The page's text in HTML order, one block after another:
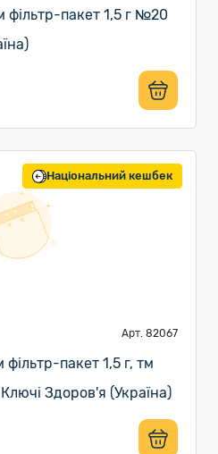
фільтр-пакет 1,5 г №20
Національний кешбек
Арт. 82067
пакет 1,5 г, тм
Здоров'я (Україна)